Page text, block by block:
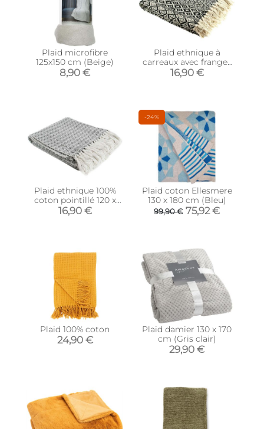
Plaid microfibre
125x150 cm (Beige)
8,90 €
Plaid ethnique à
carreaux avec franges
120 x 150 cm
16,90 €
Plaid ethnique 100%
coton pointillé 120 x
150 cm
16,90 €
-24%
Plaid coton Ellesmere
130 x 180 cm (Bleu)
99,90 € 75,92 €
Plaid 100% coton
24,90 €
Plaid damier 130 x 170
cm (Gris clair)
29,90 €